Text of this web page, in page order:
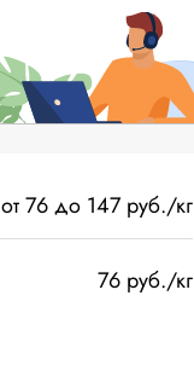
от 76 до 147 руб./кг
76 руб./кг